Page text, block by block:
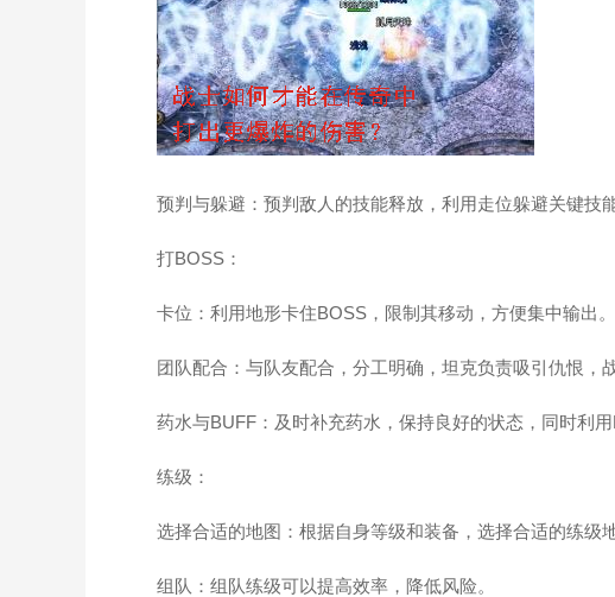
预判与躲避：预判敌人的技能释放，利用走位躲避关键技能
打BOSS：
卡位：利用地形卡住BOSS，限制其移动，方便集中输出。
团队配合：与队友配合，分工明确，坦克负责吸引仇恨，
药水与BUFF：及时补充药水，保持良好的状态，同时利用
练级：
选择合适的地图：根据自身等级和装备，选择合适的练级地
组队：组队练级可以提高效率，降低风险。